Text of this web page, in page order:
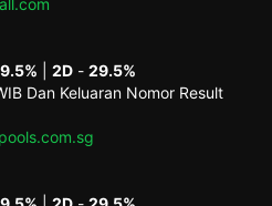
2D - 29.5%
Dan Keluaran Nomor Result